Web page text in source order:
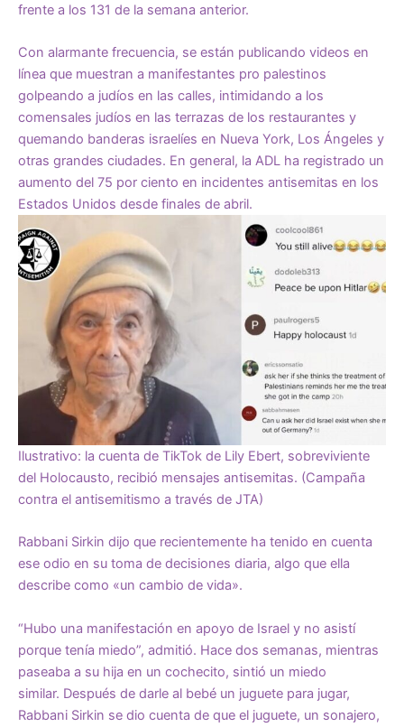
frente a los 131 de la semana anterior.
Con alarmante frecuencia, se están publicando videos en
línea que muestran a manifestantes pro palestinos
golpeando a judíos en las calles, intimidando a los
comensales judíos en las terrazas de los restaurantes y
quemando banderas israelíes en Nueva York, Los Ángeles y
otras grandes ciudades. En general, la ADL ha registrado un
aumento del 75 por ciento en incidentes antisemitas en los
Estados Unidos desde finales de abril.
Ilustrativo: la cuenta de TikTok de Lily Ebert, sobreviviente
del Holocausto, recibió mensajes antisemitas. (Campaña
contra el antisemitismo a través de JTA)
Rabbani Sirkin dijo que recientemente ha tenido en cuenta
ese odio en su toma de decisiones diaria, algo que ella
describe como «un cambio de vida».
“Hubo una manifestación en apoyo de Israel y no asistí
porque tenía miedo”, admitió. Hace dos semanas, mientras
paseaba a su hija en un cochecito, sintió un miedo
similar. Después de darle al bebé un juguete para jugar,
Rabbani Sirkin se dio cuenta de que el juguete, un sonajero,